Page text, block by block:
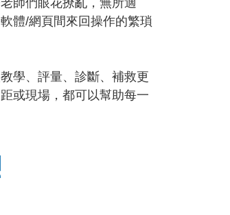
體/網頁間來回操作的繁瑣
學、評量、診斷、補救更
或現場，都可以幫助每一